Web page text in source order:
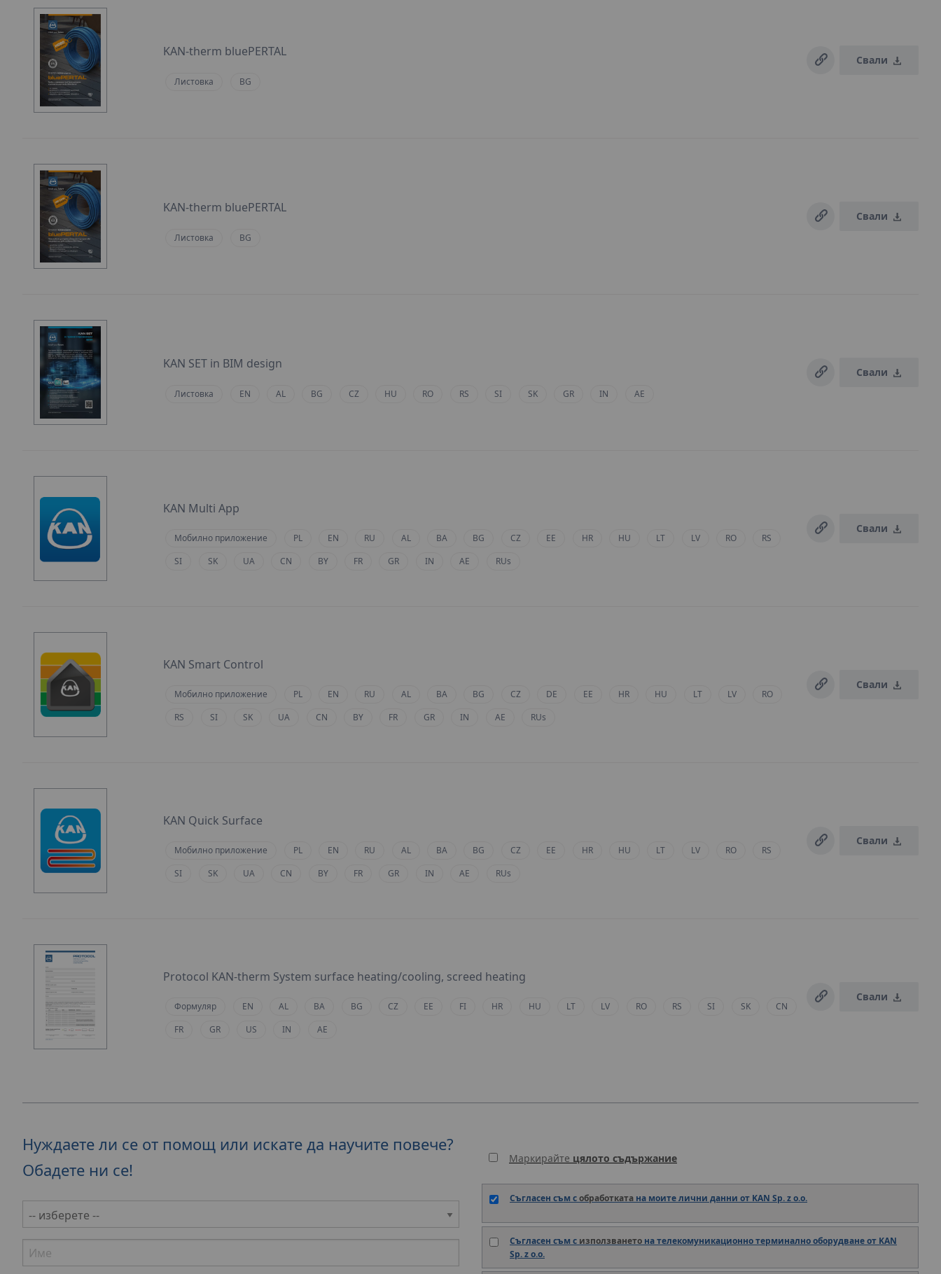
KAN-therm bluePERTAL
Листовка BG
Свали
KAN-therm bluePERTAL
Листовка BG
Свали
KAN SET in BIM design
Листовка EN AL BG CZ HU RO RS SI SK GR IN AE
Свали
KAN Multi App
Мобилно приложение PL EN RU AL BA BG CZ EE HR HU LT LV RO
RS
SI
SK UA CN BY FR GR IN AE RUs
Свали
KAN Smart Control
Мобилно приложение PL EN RU AL BA BG CZ DE EE HR HU LT LV
RO
RS
SI SK UA CN BY FR GR IN AE RUs
Свали
KAN Quick Surface
Мобилно приложение PL EN RU AL BA BG CZ EE HR HU LT LV RO
RS
SI
SK UA CN BY FR GR IN AE RUs
Свали
Protocol KAN-therm System surface heating/cooling, screed heating
Формуляр EN AL BA BG CZ EE FI HR HU LT LV RO RS SI SK
CN
FR
GR US IN AE
Свали
Нуждаете ли се от помощ или искате да научите повече?
Обадете ни се!
Маркирайте цялото съдържание
Съгласен съм собработката на моите лични данни от KAN Sp. z o.o.
Съгласен съм с използването на телекомуникационно терминално оборудване от KAN
Sp. z o.o.